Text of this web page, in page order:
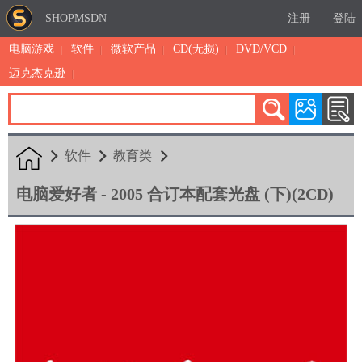
SHOPMSDN 注册 登陆
电脑游戏 软件 微软产品 CD(无损)
DVD/VCD
迈克杰克逊
累计注册：4888
软件 教育类
电脑爱好者 - 2005 合订本配套光盘 (下)(2CD)